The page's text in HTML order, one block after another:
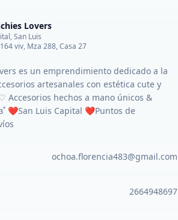
Lovers
San Luis
viv, Mza 288, Casa 27
es un emprendimiento dedicado a la
artesanales con estética cute y
hechos a mano únicos &
❤️San Luis Capital ❤️Puntos de
ochoa.florencia483@gmail.com
2664948697